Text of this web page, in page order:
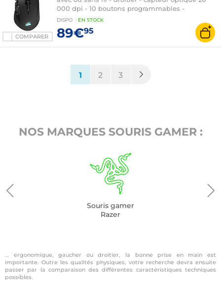
COMPARER
000 dpi - 10 boutons programmables -
rétroéclairage RGB
DISPO : EN STOCK
89€95
1(current)
2 3
NOS MARQUES SOURIS GAMER :
Souris gamer
Razer
… ergonomique, gaucher ou droitier, la bonne prise en main est
importante. Outre les qualités physiques, votre recherche devra ensuite
passer par la comparaison des différentes caractéristiques techniques
possibles.